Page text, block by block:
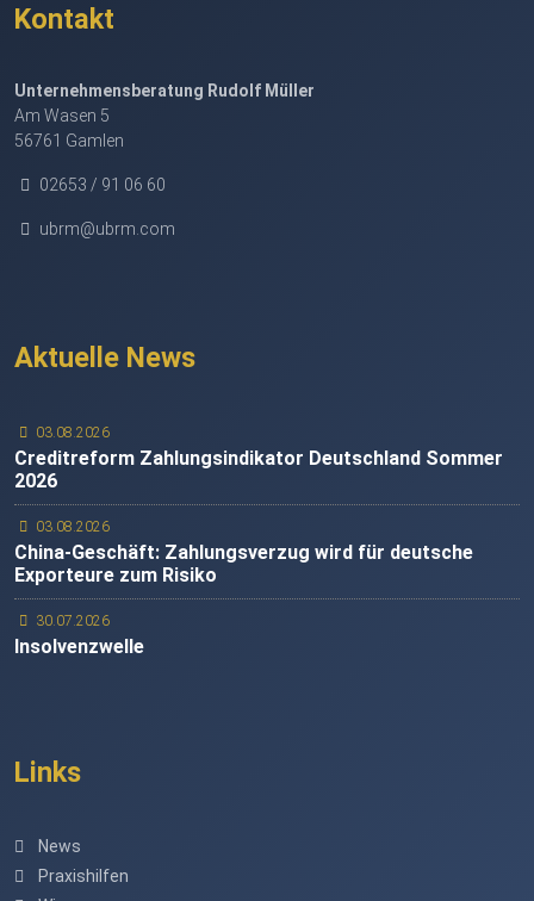
Kontakt
Unternehmensberatung Rudolf Müller
Am Wasen 5
56761 Gamlen
02653 / 91 06 60
ubrm@ubrm.com
Aktuelle News
03.08.2026
Creditreform Zahlungsindikator Deutschland Sommer
2026
03.08.2026
China-Geschäft: Zahlungsverzug wird für deutsche
Exporteure zum Risiko
30.07.2026
Insolvenzwelle
Links
News
Praxishilfen